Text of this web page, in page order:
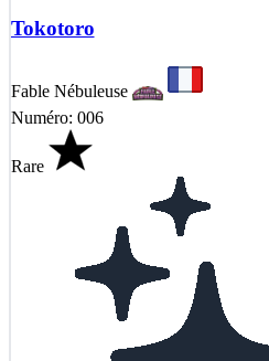
Tokotoro
Fable Nébuleuse
Numéro: 006
Rare